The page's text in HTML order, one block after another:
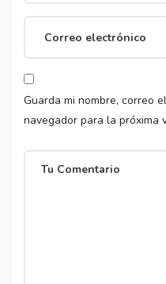
Guarda mi nombre, correo
navegador para la próxima